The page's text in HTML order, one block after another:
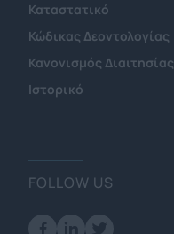
Καταστατικό
Κώδικας Δεοντολογίας
Κανονισμός Διαιτησίας
Ιστορικό
FOLLOW US